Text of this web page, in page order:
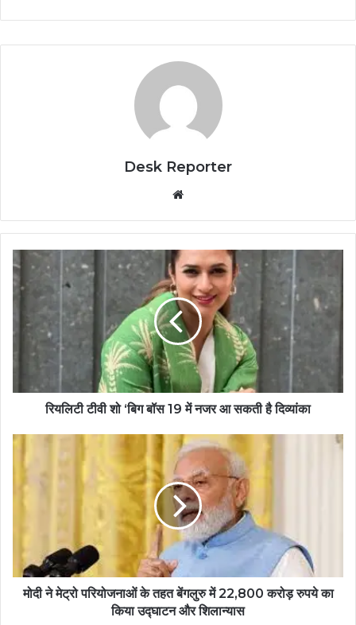
Desk Reporter
रियलिटी टीवी शो ‘बिग बॉस 19 में नजर आ सकती है दिव्यांका
मोदी ने मेट्रो परियोजनाओं के तहत बेंगलुरु में 22,800 करोड़ रुपये का
किया उद्घाटन और शिलान्यास